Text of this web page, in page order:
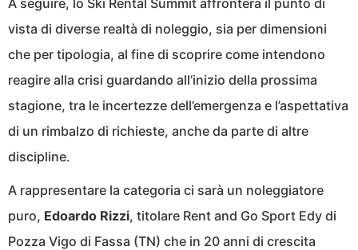
A seguire, lo Ski Rental Summit affronterà il punto di
vista di diverse realtà di noleggio, sia per dimensioni
che per tipologia, al fine di scoprire come intendono
reagire alla crisi guardando all’inizio della prossima
stagione, tra le incertezze dell’emergenza e l’aspettativa
di un rimbalzo di richieste, anche da parte di altre
discipline.
A rappresentare la categoria ci sarà un noleggiatore
puro, Edoardo Rizzi, titolare Rent and Go Sport Edy di
Pozza Vigo di Fassa (TN) che in 20 anni di crescita